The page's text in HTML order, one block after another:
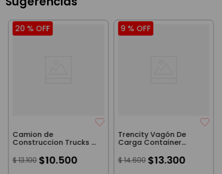
20 % OFF
Camion de
Construccion Trucks &
Destornillador Rojo
Mod 1
$ 13.100 $10.500
9 % OFF
Trencity Vagón De
Carga Container
Villanos
$ 14.600 $13.300